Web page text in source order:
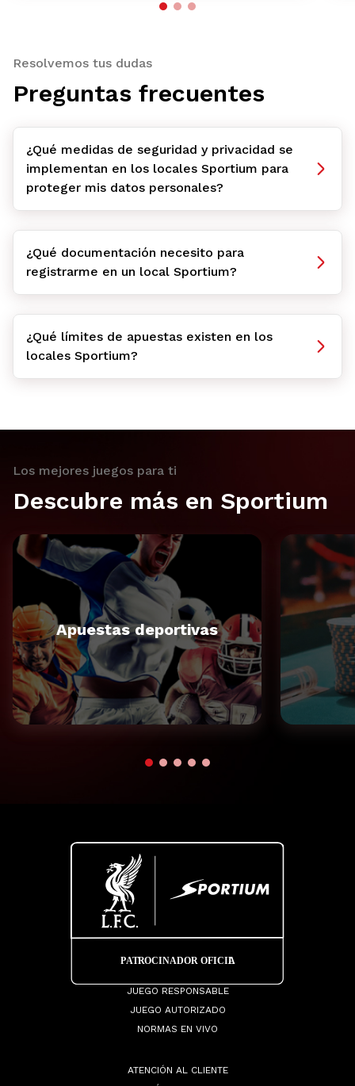
Resolvemos tus dudas
Preguntas frecuentes
¿Qué medidas de seguridad y privacidad se
implementan en los locales Sportium para
proteger mis datos personales?
¿Qué documentación necesito para
registrarme en un local Sportium?
¿Qué límites de apuestas existen en los
locales Sportium?
Los mejores juegos para ti
Descubre más en Sportium
Apuestas deportivas
JUEGO RESPONSABLE
JUEGO AUTORIZADO
NORMAS EN VIVO
ATENCIÓN AL CLIENTE